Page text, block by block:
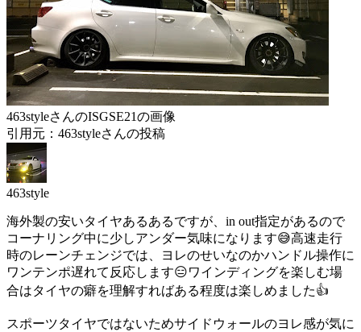
463styleさんのISGSE21の画像
引用元：463styleさんの投稿
463style
海外製の安いタイヤあるあるですが、in out指定があるので
コーナリング中に少しアンダー気味になります😅高速走行
時のレーンチェンジでは、ヨレのせいなのかハンドル操作に
ワンテンポ遅れて反応します😑ワインディングを楽しむ場
合はタイヤの癖を理解すればある程度は楽しめました👍
スポーツタイヤではないためサイドウォールのヨレ感が気に